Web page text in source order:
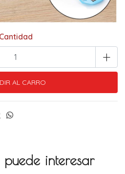
Cantidad
+
puede interesar